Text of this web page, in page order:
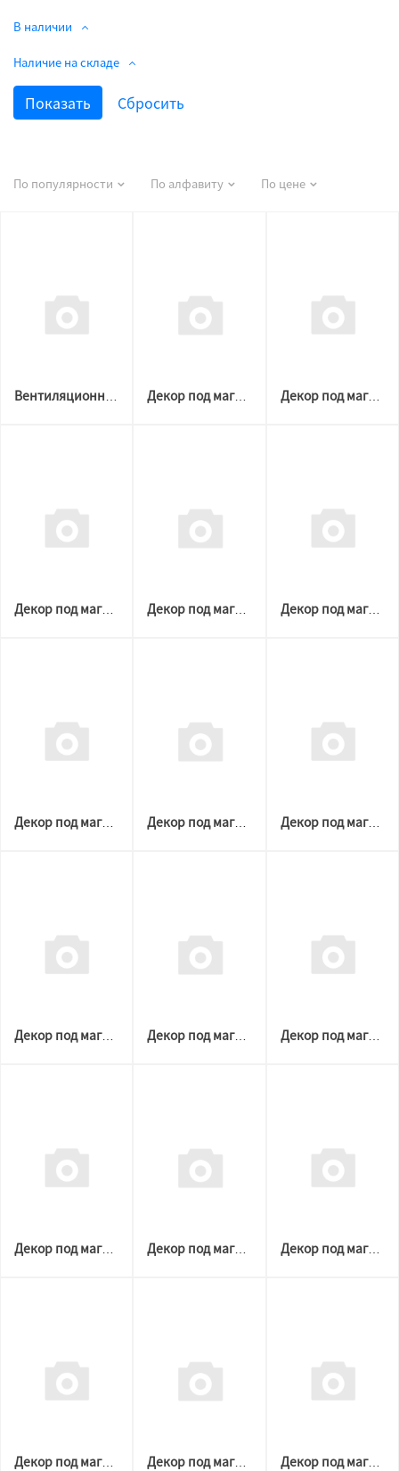
В наличии
Наличие на складе
По популярности По алфавиту По цене
Декор под магнитную решетку ЧЕРНЫЙ D 100-200 №3 (Welton) Декор под магнитную решетку ЧЕРНЫЙ D 100-200 №2 (Welton)
Декор под магнитную решетку ЧЕРНЫЙ D 100-200 №1 (Welton) Декор под магнитную решетку ЧЕРНАЯ D 60-120 №3 (Welton) Декор под магнитную решетку ЧЕРНАЯ D 60-120 №2 (Welton)
Декор под магнитную решетку ЧЕРНАЯ D 60-120 №1 (Welton) Декор под магнитную решетку ЧЕРНАЯ D 60-204 №3 (Welton) Декор под магнитную решетку ЧЕРНАЯ D 60-204 №2 (Welton)
Декор под магнитную решетку ЧЕРНАЯ D 60-204 №1 (Welton) Декор под магнитную решетку ЧЕРНАЯ D 100-300 №3 (Welton) Декор под магнитную решетку ЧЕРНАЯ D 100-300 №2 (Welton)
Декор под магнитную решетку ЧЕРНАЯ D 100-300 №1 (Welton) Декор под магнитную решетку БЕЛАЯ D 60-120 №3 (Welton) Декор под магнитную решетку БЕЛАЯ D 60-120 №2 (Welton)
Декор под магнитную решетку БЕЛАЯ D 60-120 №1 (Welton) Декор под магнитную решетку БЕЛАЯ D 100-200 №3 (Welton) Декор под магнитную решетку БЕЛАЯ D 100-200 №2 (Welton)